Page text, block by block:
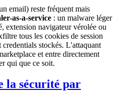
email) reste fréquent mais
as-a-service : un malware léger
extension navigateur vérolée ou
tous les cookies de session
stockés. L'attaquant
et entre directement
qui que ce soit.
la sécurité par